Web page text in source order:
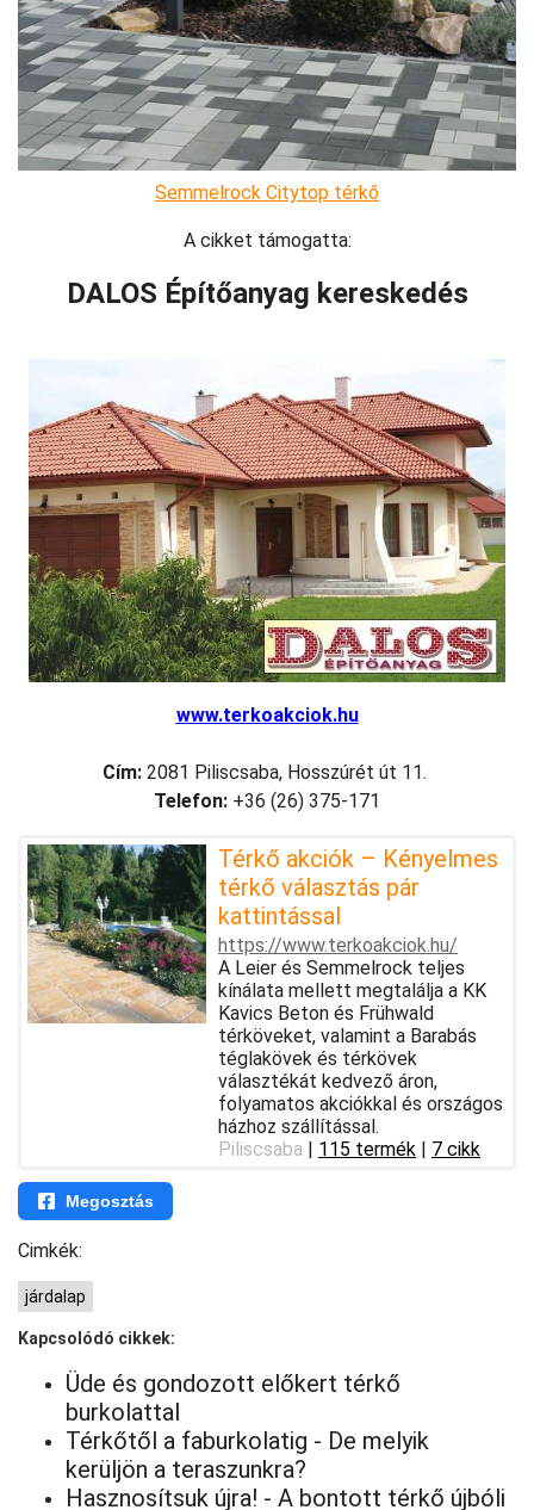
Semmelrock Citytop térkő
A cikket támogatta:
DALOS Építőanyag kereskedés
www.terkoakciok.hu
Cím: 2081 Piliscsaba, Hosszúrét út 11.
Telefon: +36 (26) 375-171
Térkő akciók – Kényelmes
térkő választás pár
kattintással
https://www.terkoakciok.hu/
A Leier és Semmelrock teljes
kínálata mellett megtalálja a KK
Kavics Beton és Frühwald
térköveket, valamint a Barabás
téglakövek és térkövek
választékát kedvező áron,
folyamatos akciókkal és országos
házhoz szállítással.
Piliscsaba
115 termék 7 cikk
Megosztás
Cimkék:
járdalap
Kapcsolódó cikkek:
Üde és gondozott előkert térkő
burkolattal
Térkőtől a faburkolatig - De melyik
kerüljön a teraszunkra?
Hasznosítsuk újra! - A bontott térkő újbóli